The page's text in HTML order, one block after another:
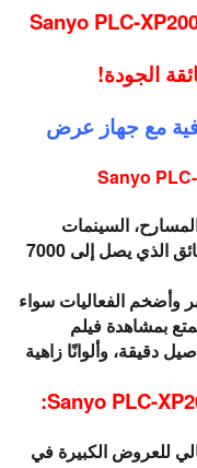
الجودة!
مع جهاز عرض
Sanyo
السينمات
والمؤتمرات الكبرى بفضل سطوعه الفائق الذي يصل إلى 7000
وأضخم الفعاليات سواء
بمشاهدة فيلم
دقيقة، وألوانًا زاهية
7000 لومن: مثالي للعروض الكبيرة في